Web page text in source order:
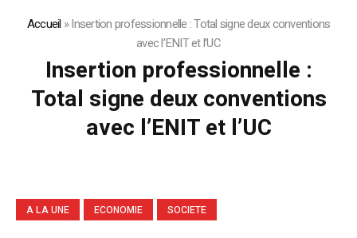
Accueil »Insertion professionnelle : Total signe deux conventions
avec l’ENIT et l’UC
Insertion professionnelle :
Total signe deux conventions
avec l’ENIT et l’UC
A LA UNE ECONOMIE SOCIETE